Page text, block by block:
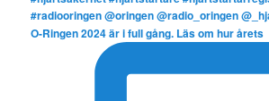
O-Ringen 2024 är i full gång. Läs om hur årets